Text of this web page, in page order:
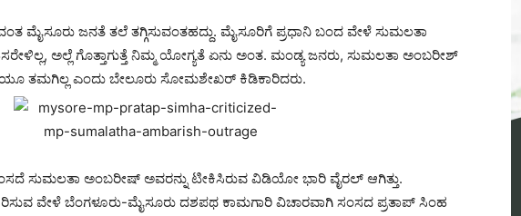
ಮೈಸೂರು ಜನತೆ ತಲೆ ತಗ್ಗಿಸುವಂತಹದ್ದು. ಮೈಸೂರಿಗೆ ಪ್ರಧಾನಿ ಬಂದ ವೇಳೆ ಸುಮಲತಾ
ಅಲ್ಲೆ ಗೊತ್ತಾಗುತ್ತೆ ನಿಮ್ಮ ಯೋಗ್ಯತೆ ಏನು ಅಂತ. ಮಂಡ್ಯ ಜನರು, ಸುಮಲತಾ ಅಂಬರೀಶ್‌
ತಮಗಿಲ್ಲ ಎಂದು ಬೇಲೂರು ಸೋಮಶೇಖರ್ ಕಿಡಿಕಾರಿದರು.
ಸುಮಲತಾ ಅಂಬರೀಷ್ ಅವರನ್ನು ಟೀಕಿಸಿರುವ ವಿಡಿಯೋ ಭಾರಿ ವೈರಲ್ ಆಗಿತ್ತು.
ವೇಳೆ ಬೆಂಗಳೂರು-ಮೈಸೂರು ದಶಪಥ ಕಾಮಗಾರಿ ವಿಚಾರವಾಗಿ ಸಂಸದ ಪ್ರತಾಪ್ ಸಿಂಹ